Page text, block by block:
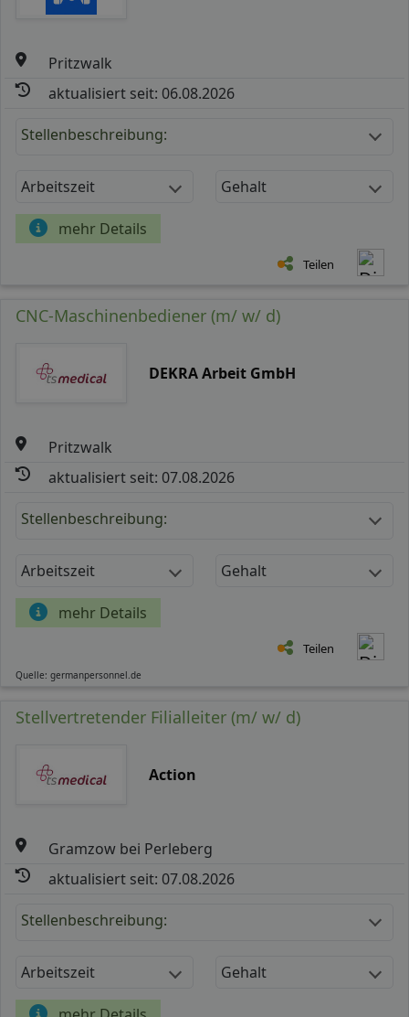
Pritzwalk
aktualisiert seit: 06.08.2026
Stellenbeschreibung:
Arbeitszeit Gehalt
mehr Details
Teilen
CNC-Maschinenbediener (m/ w/ d)
DEKRA Arbeit GmbH
Pritzwalk
aktualisiert seit: 07.08.2026
Stellenbeschreibung:
Arbeitszeit Gehalt
mehr Details
Teilen
Quelle: germanpersonnel.de
Stellvertretender Filialleiter (m/ w/ d)
Action
Gramzow bei Perleberg
aktualisiert seit: 07.08.2026
Stellenbeschreibung:
Arbeitszeit Gehalt